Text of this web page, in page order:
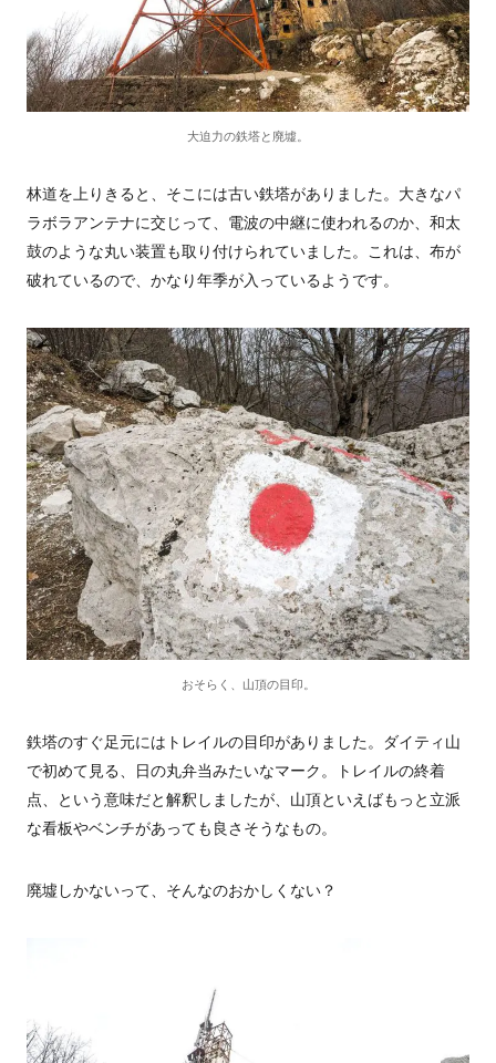
大迫力の鉄塔と廃墟。
林道を上りきると、そこには古い鉄塔がありました。大きなパ
ラボラアンテナに交じって、電波の中継に使われるのか、和太
鼓のような丸い装置も取り付けられていました。これは、布が
破れているので、かなり年季が入っているようです。
おそらく、山頂の目印。
鉄塔のすぐ足元にはトレイルの目印がありました。ダイティ山
で初めて見る、日の丸弁当みたいなマーク。トレイルの終着
点、という意味だと解釈しましたが、山頂といえばもっと立派
な看板やベンチがあっても良さそうなもの。
廃墟しかないって、そんなのおかしくない？